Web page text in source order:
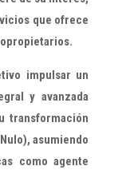
que ofrece
impulsar un
y avanzada
transformación
asumiendo
como agente